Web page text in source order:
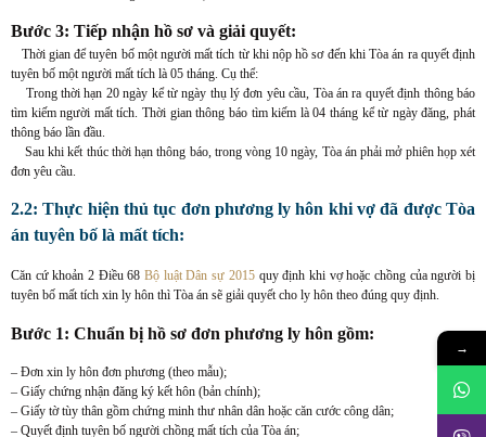
Bước 3: Tiếp nhận hồ sơ và giải quyết:
Thời gian để tuyên bố một người mất tích từ khi nộp hồ sơ đến khi Tòa án ra quyết định
tuyên bố một người mất tích là 05 tháng. Cụ thể:
Trong thời hạn 20 ngày kể từ ngày thụ lý đơn yêu cầu, Tòa án ra quyết định thông báo
tìm kiếm người mất tích. Thời gian thông báo tìm kiếm là 04 tháng kể từ ngày đăng, phát
thông báo lần đầu.
Sau khi kết thúc thời hạn thông báo, trong vòng 10 ngày, Tòa án phải mở phiên họp xét
đơn yêu cầu.
2.2: Thực hiện thủ tục đơn phương ly hôn khi vợ đã được Tòa
án tuyên bố là mất tích:
Căn cứ khoản 2 Điều 68Bộ luật Dân sự 2015quy định khi vợ hoặc chồng của người bị
tuyên bố mất tích xin ly hôn thì Tòa án sẽ giải quyết cho ly hôn theo đúng quy định.
Bước 1: Chuẩn bị hồ sơ đơn phương ly hôn gồm:
– Đơn xin ly hôn đơn phương (theo mẫu);
– Giấy chứng nhận đăng ký kết hôn (bản chính);
– Giấy tờ tùy thân gồm chứng minh thư nhân dân hoặc căn cước công dân;
– Quyết định tuyên bố người chồng mất tích của Tòa án;
→